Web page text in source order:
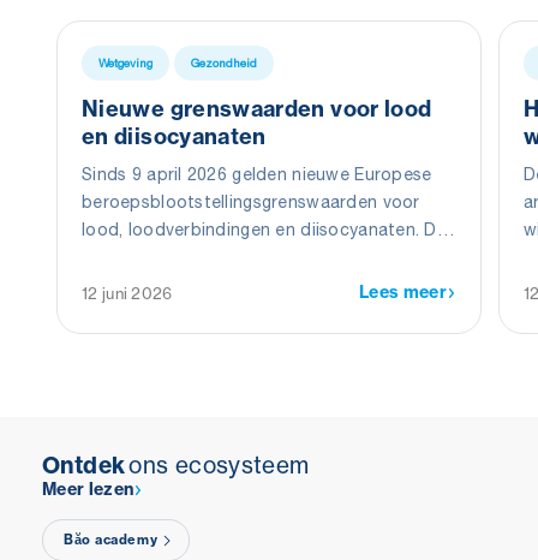
Wetgeving Gezondheid
Nieuwe grenswaarden voor lood
en diisocyanaten
Sinds 9 april 2026 gelden nieuwe Europese
beroepsblootstellingsgrenswaarden voor
lood, loodverbindingen en diisocyanaten. De
beschermen tegen de gezondheidsrisico’s
12 juni 2026 Lees meer
Ontdekons ecosysteem
Meer lezen
Băo academy